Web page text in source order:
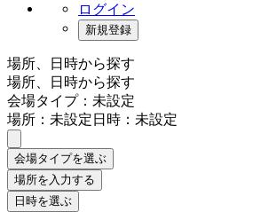
ログイン
新規登録
場所、日時から探す
場所、日時から探す
会場タイプ：未設定
場所：未設定日時：未設定
会場タイプを選ぶ
場所を入力する
日時を選ぶ